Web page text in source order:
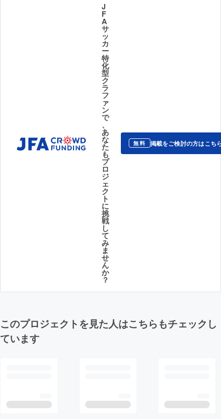
J
F
A
サ
ッ
カ
ー
特
化
型
ク
ラ
フ
ァ
ン
で
、
あ
な
た
も
プ
ロ
ジ
ェ
ク
ト
に
挑
戦
し
て
み
ま
せ
ん
か
？
無料 掲載をご検討の方はこち
このプロジェクトを見た人はこちらもチェックし
ています